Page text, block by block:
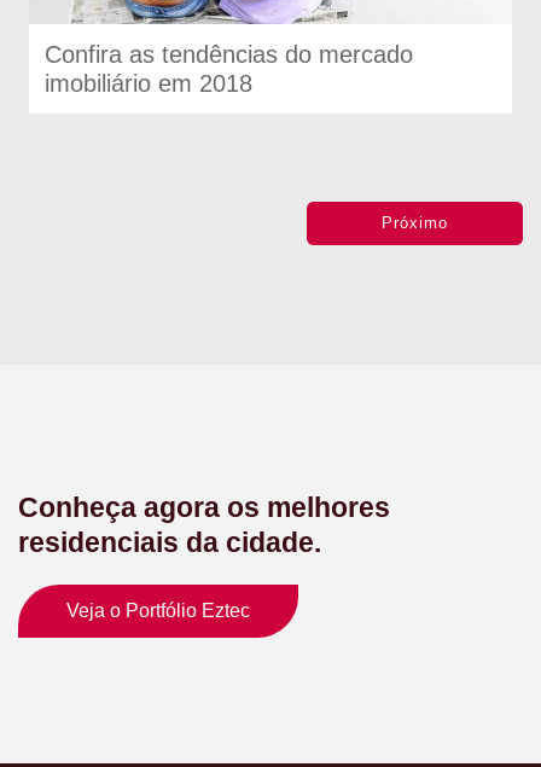
Confira as tendências do mercado
imobiliário em 2018
Anterior
Próximo
Conheça agora os melhores
residenciais da cidade.
Veja o Portfólio Eztec